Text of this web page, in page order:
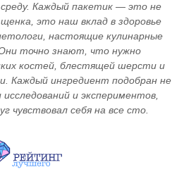
Каждый пакетик — это не
это наш вклад в здоровье
настоящие кулинарные
точно знают, что нужно
костей, блестящей шерсти и
Каждый ингредиент подобран не
и экспериментов,
чувствовал себя на все сто.